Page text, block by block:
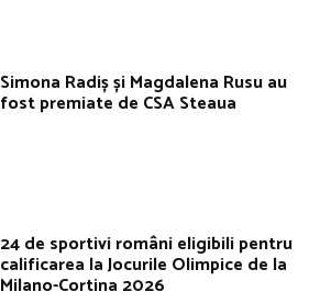
Simona Radiș și Magdalena Rusu au
fost premiate de CSA Steaua
24 de sportivi români eligibili pentru
calificarea la Jocurile Olimpice de la
Milano-Cortina 2026